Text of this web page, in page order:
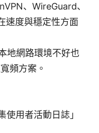
、WireGuard、
速度與穩定性方面
地網路環境不好也
頻方案。
使用者活動日誌」